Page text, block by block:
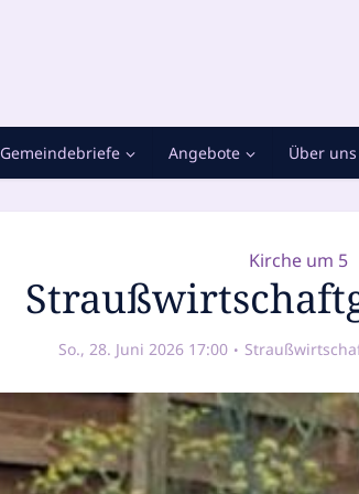
Gemeindebriefe Angebote Über uns
Kirche um 5
So., 28. Juni 2026 17:00